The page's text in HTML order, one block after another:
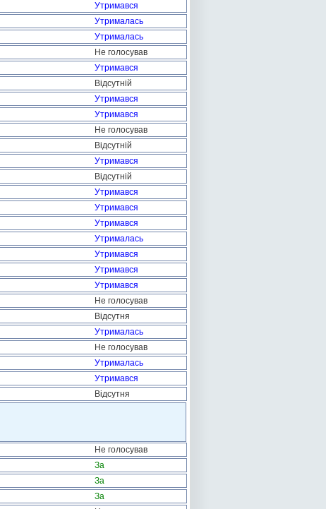
Утримався
Утрималась
Утрималась
Не голосував
Утримався
Відсутній
Утримався
Утримався
Не голосував
Відсутній
Утримався
Відсутній
Утримався
Утримався
Утримався
Утрималась
Утримався
Утримався
Утримався
Не голосував
Відсутня
Утрималась
Не голосував
Утрималась
Утримався
Відсутня
Не голосував
За
За
За